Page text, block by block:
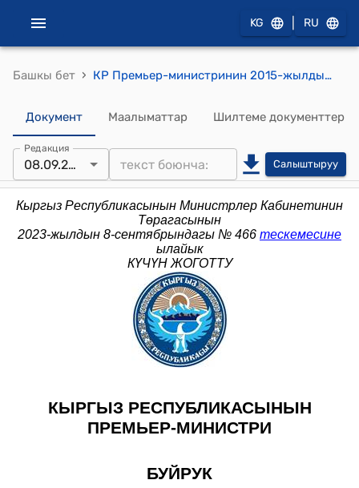
KG RU
Башкы бет › КР Премьер-министринин 2015-жылдын 12-октябрындагы № 454 (Ведомстволор аралык комиссия түзүү тууралуу) буйругу
Документ Маалыматтар Шилтеме документтер
Редакция
08.09.2023 Салыштыруу